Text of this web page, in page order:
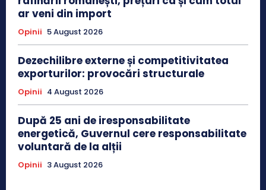
ar veni din import
Opinii 5 August 2026
Dezechilibre externe și competitivitatea
exporturilor: provocări structurale
Opinii 4 August 2026
După 25 ani de iresponsabilitate
energetică, Guvernul cere responsabilitate
voluntară de la alții
Opinii 3 August 2026